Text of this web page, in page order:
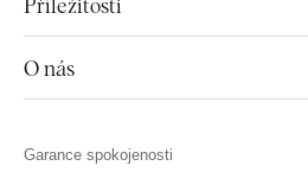
O nás
Garance spokojenosti